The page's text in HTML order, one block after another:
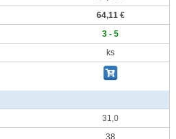
64,11 €
3 - 5
ks
31,0
38